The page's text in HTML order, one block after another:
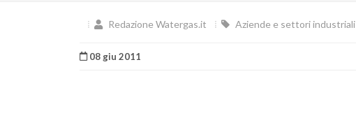
Redazione Watergas.it Aziende e settori industriali
08 giu 2011